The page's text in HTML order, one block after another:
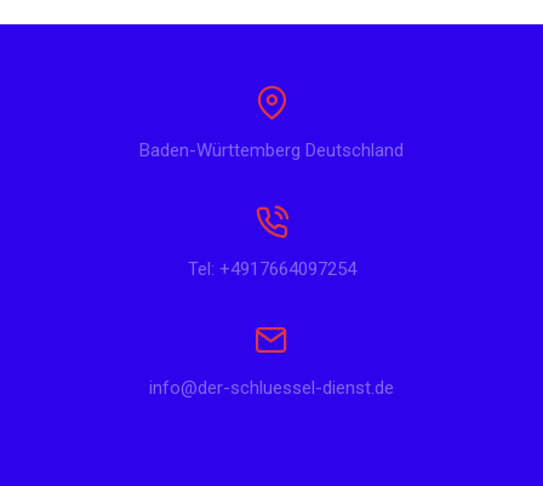
Baden-Württemberg Deutschland
Tel: +4917664097254
info@der-schluessel-dienst.de